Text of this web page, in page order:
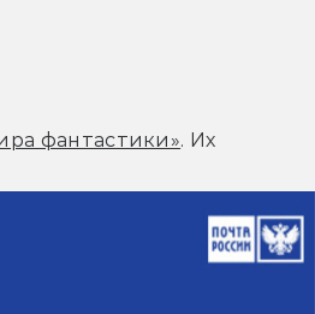
фантастики». Их